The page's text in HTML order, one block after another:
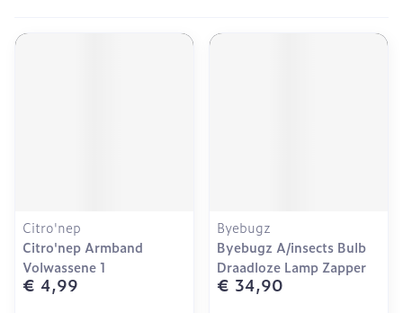
Citro'nep
Citro'nep Armband
Volwassene 1
€ 4,99
Byebugz
Byebugz A/insects Bulb
Draadloze Lamp Zapper
€ 34,90